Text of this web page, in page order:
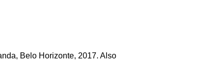
Belo Horizonte, 2017. Also